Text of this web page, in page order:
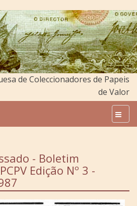
de Coleccionadores de Papeis
de Valor
- Boletim
Edição Nº 3 -